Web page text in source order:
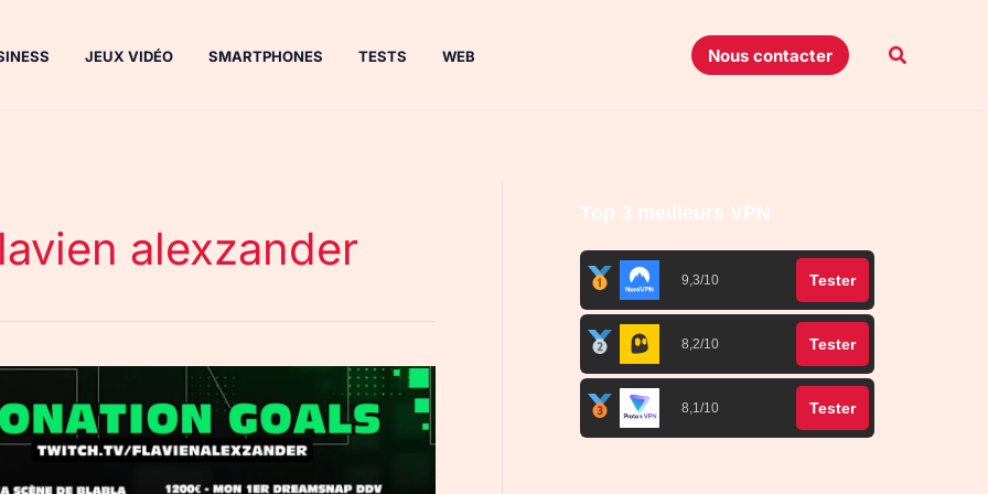
JEUX VIDÉO SMARTPHONES TESTS WEB Nous contacter
alexzander
Top 3 meilleurs VPN
9,3/10 Tester
8,2/10 Tester
8,1/10 Tester